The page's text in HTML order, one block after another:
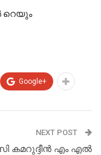
റെയും
Google+
NEXT POST
കമറുദ്ദീൻ എം എൽ